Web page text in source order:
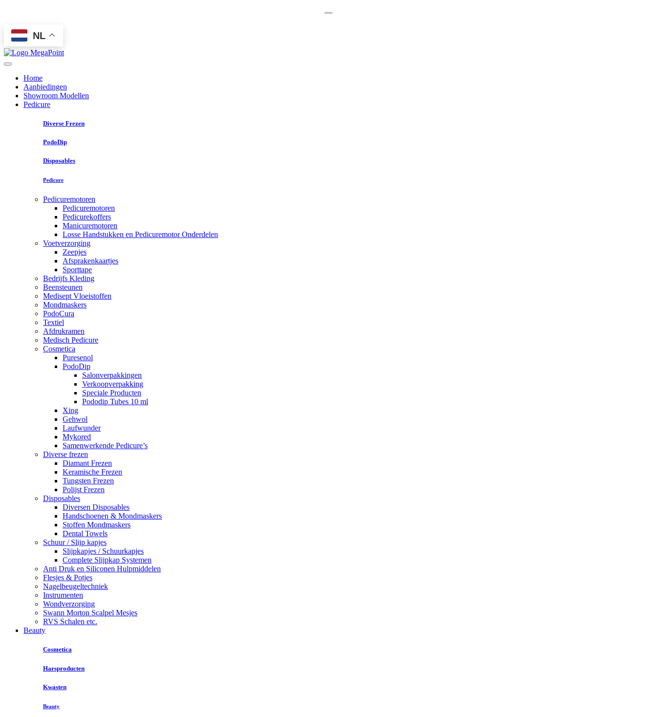
—
NL
Home
Aanbiedingen
Showroom Modellen
Pedicure
Diverse Frezen
PodoDip
Disposables
Pedicure
Pedicuremotoren
Pedicuremotoren
Pedicurekoffers
Manicuremotoren
Losse Handstukken en Pedicuremotor Onderdelen
Voetverzorging
Zeepjes
Afsprakenkaartjes
Sporttape
Bedrijfs Kleding
Beensteunen
Medisept Vloeistoffen
Mondmaskers
PodoCura
Textiel
Afdrukramen
Medisch Pedicure
Cosmetica
Puresenol
PodoDip
Salonverpakkingen
Verkoopverpakking
Speciale Producten
Pododip Tubes 10 ml
Xing
Gehwol
Laufwunder
Mykored
Samenwerkende Pedicure’s
Diverse frezen
Diamant Frezen
Keramische Frezen
Tungsten Frezen
Polijst Frezen
Disposables
Diversen Disposables
Handschoenen & Mondmaskers
Stoffen Mondmaskers
Dental Towels
Schuur / Slijp kapjes
Slijpkapjes / Schuurkapjes
Complete Slijpkap Systemen
Anti Druk en Siliconen Hulpmiddelen
Flesjes & Potjes
Nagelbeugeltechniek
Instrumenten
Wondverzorging
Swann Morton Scalpel Mesjes
RVS Schalen etc.
Beauty
Cosmetica
Harsproducten
Kwasten
Beauty